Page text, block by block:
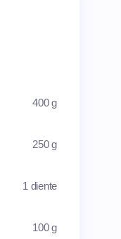
400 g
250 g
1 diente
100 g